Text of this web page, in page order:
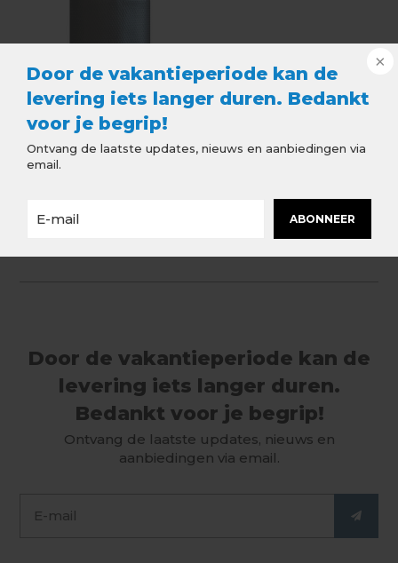
Door de vakantieperiode kan de
levering iets langer duren. Bedankt
voor je begrip!
Ontvang de laatste updates, nieuws en aanbiedingen via
email.
ABONNEER
meter - Zwart
Door de vakantieperiode kan de
levering iets langer duren.
Bedankt voor je begrip!
Ontvang de laatste updates, nieuws en
aanbiedingen via email.